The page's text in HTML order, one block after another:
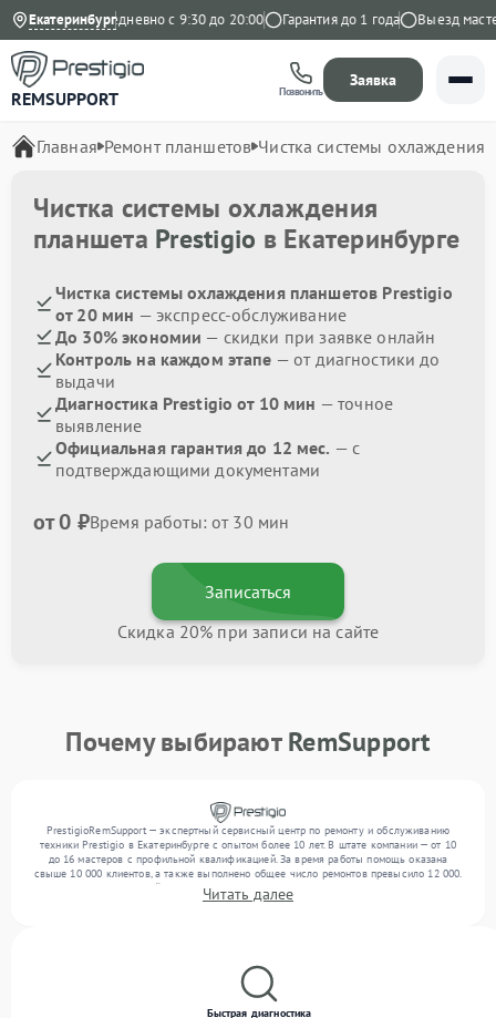
Екатеринбург
Яндекс Ежедневно с 9:30 до 20:00 Гарантия до 1 года Выезд
REMSUPPORT Позвонить
Заявка
Главная Ремонт планшетов Чистка системы охлаждения
Чистка системы охлаждения
планшета Prestigio в Екатеринбурге
Чистка системы охлаждения планшетов Prestigio
от 20 мин — экспресс-обслуживание
До 30% экономии — скидки при заявке онлайн
Контроль на каждом этапе — от диагностики до
выдачи
Диагностика Prestigio от 10 мин — точное
выявление
Официальная гарантия до 12 мес. — с
подтверждающими документами
от 0 ₽Время работы: от 30 мин
Записаться
Скидка 20% при записи на сайте
Почему выбираютRemSupport
PrestigioRemSupport — экспертный сервисный центр по ремонту и обслуживанию
техники Prestigio в Екатеринбурге с опытом более 10 лет. В штате компании — от 10
до 16 мастеров с профильной квалификацией. За время работы помощь оказана
свыше 10 000 клиентов, а также выполнено общее число ремонтов превысило 12 000.
Ежемесячно в сервисный центр поступает свыше 300 единиц техники, включая , , . Мы
выполняем ремонт различного уровня сложности и предлагаем стабильный уровень
Читать далее
Быстрая диагностика